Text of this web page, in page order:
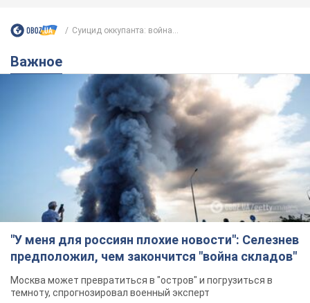
"У меня для россиян плохие новости": Селезнев
предположил, чем закончится "война складов"
Москва может превратиться в "остров" и погрузиться в
темноту, спрогнозировал военный эксперт
5.08.2026 16:00 59,1 т.
Банки "готовятся" к новому курсу
доллара: украинцам рассказали,
чего ожидать
9 часов назад 114,1 т.